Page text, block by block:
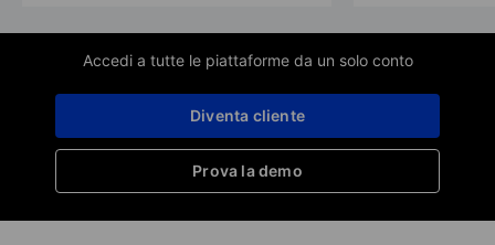
Accedi a tutte le piattaforme da un solo conto
Prova la demo
Diventa cliente